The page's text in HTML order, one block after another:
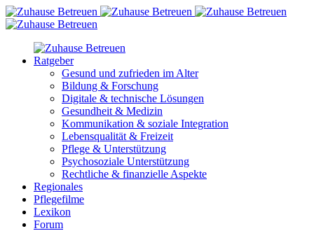
Ratgeber
Gesund und zufrieden im Alter
Bildung & Forschung
Digitale & technische Lösungen
Gesundheit & Medizin
Kommunikation & soziale Integration
Lebensqualität & Freizeit
Pflege & Unterstützung
Psychosoziale Unterstützung
Rechtliche & finanzielle Aspekte
Regionales
Pflegefilme
Lexikon
Forum